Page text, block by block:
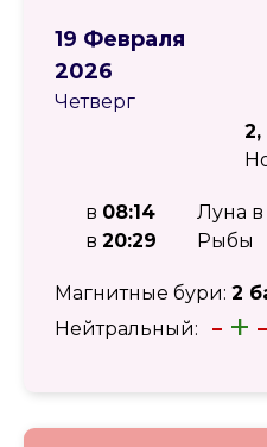
19 Февраля
2026
Четверг
2,
в 08:14
в 20:29
Луна в
Рыбы
Магнитные бури: 2
Нейтральный:
- + -